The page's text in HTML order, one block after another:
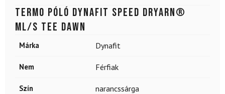
Termo póló DYNAFIT Speed ​​​​​Dryarn®
ML/S TEE Dawn
Márka Dynafit
Nem Férfiak
Szín narancssárga